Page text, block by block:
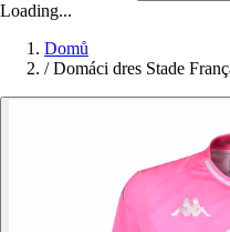
Loading...
Domů
/ Domáci dres Stade